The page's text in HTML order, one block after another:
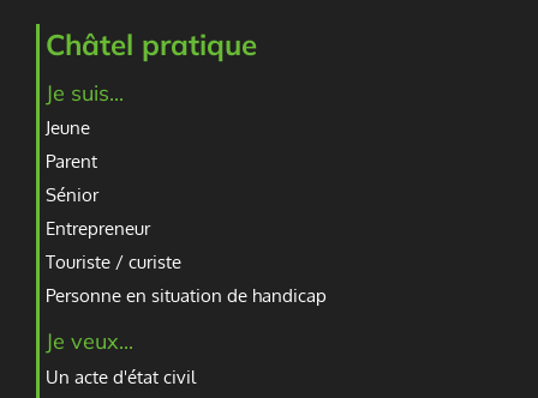
Châtel pratique
Je suis...
Jeune
Parent
Sénior
Entrepreneur
Touriste / curiste
Personne en situation de handicap
Je veux...
Un acte d'état civil